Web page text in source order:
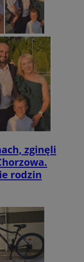
zginęli
rodzin